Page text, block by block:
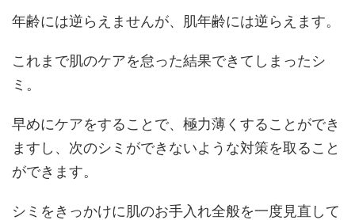
年齢には逆らえませんが、肌年齢には逆らえます。
これまで肌のケアを怠った結果できてしまったシ
ミ。
早めにケアをすることで、極力薄くすることができ
ますし、次のシミができないような対策を取ること
ができます。
シミをきっかけに肌のお手入れ全般を一度見直して